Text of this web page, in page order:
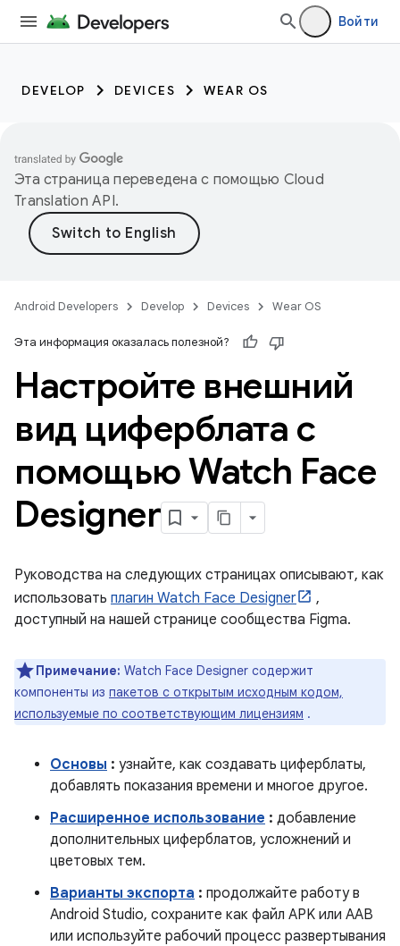
Войти
DEVELOP DEVICES WEAR OS
Эта страница переведена с помощью Cloud
Translation API.
Android Developers Develop Devices Wear OS
Эта информация оказалась полезной?
Настройте внешний
вид циферблата с
помощью Watch Face
Designer
Руководства на следующих страницах описывают, как
использовать плагин Watch Face Designer
,
доступный на нашей странице сообщества Figma.
Примечание: Watch Face Designer содержит
компоненты из пакетов с открытым исходным кодом,
используемые по соответствующим лицензиям .
Основы : узнайте, как создавать циферблаты,
добавлять показания времени и многое другое.
Расширенное использование : добавление
дополнительных циферблатов, усложнений и
цветовых тем.
Варианты экспорта : продолжайте работу в
Android Studio, сохраните как файл APK или AAB
или используйте рабочий процесс развертывания